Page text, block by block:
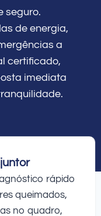
seguro.
de energia,
a
certificado,
imediata
rápido
queimados,
no quadro,